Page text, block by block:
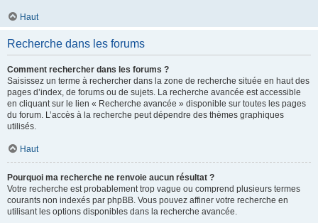
Haut
Recherche dans les forums
Comment rechercher dans les forums ?
Saisissez un terme à rechercher dans la zone de recherche située en haut des
pages d’index, de forums ou de sujets. La recherche avancée est accessible
en cliquant sur le lien « Recherche avancée » disponible sur toutes les pages
du forum. L’accès à la recherche peut dépendre des thèmes graphiques
utilisés.
Haut
Pourquoi ma recherche ne renvoie aucun résultat ?
Votre recherche est probablement trop vague ou comprend plusieurs termes
courants non indexés par phpBB. Vous pouvez affiner votre recherche en
utilisant les options disponibles dans la recherche avancée.